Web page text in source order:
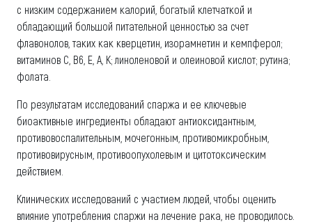
с низким содержанием калорий, богатый клетчаткой и
обладающий большой питательной ценностью за счет
флавонолов, таких как кверцетин, изорамнетин и кемпферол;
витаминов C, B6, E, A, K; линоленовой и олеиновой кислот; рутина;
фолата.
По результатам исследований спаржа и ее ключевые
биоактивные ингредиенты обладают антиоксидантным,
противовоспалительным, мочегонным, противомикробным,
противовирусным, противоопухолевым и цитотоксическим
действием.
Клинических исследований с участием людей, чтобы оценить
влияние употребления спаржи на лечение рака, не проводилось.